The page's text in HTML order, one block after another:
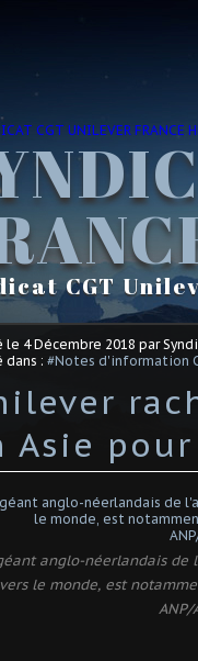
CGT
le 4 Décembre 2018 par
dans : #Notes d'information
Asie
anglo-néerlandais de
le monde, est
ANP/